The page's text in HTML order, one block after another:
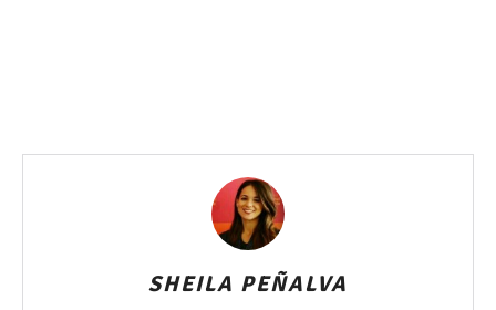
SHEILA PEÑALVA